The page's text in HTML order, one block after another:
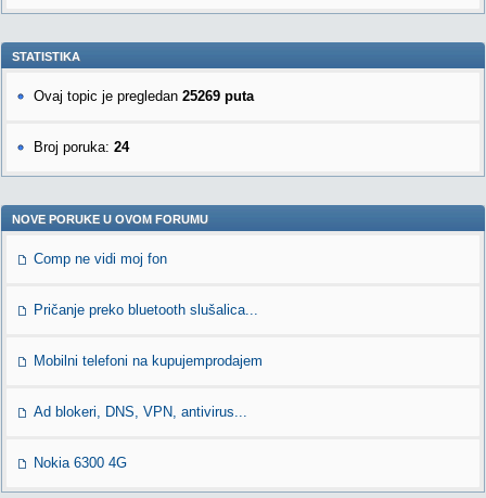
STATISTIKA
Ovaj topic je pregledan 25269 puta
Broj poruka: 24
NOVE PORUKE U OVOM FORUMU
Comp ne vidi moj fon
Pričanje preko bluetooth slušalica...
Mobilni telefoni na kupujemprodajem
Ad blokeri, DNS, VPN, antivirus...
Nokia 6300 4G